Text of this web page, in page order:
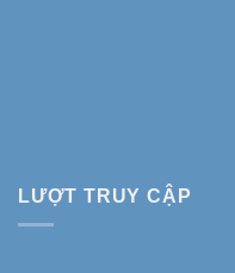
LƯỢT TRUY CẬP